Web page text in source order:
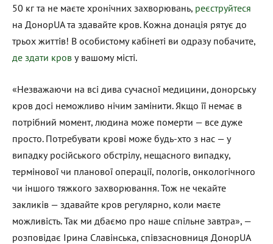
50 кг та не маєте хронічних захворювань, реєструйтеся
на ДонорUA та здавайте кров. Кожна донація рятує до
трьох життів! В особистому кабінеті ви одразу побачите,
де здати кров у вашому місті.
«Незважаючи на всі дива сучасної медицини, донорську
кров досі неможливо нічим замінити. Якщо її немає в
потрібний момент, людина може померти — все дуже
просто. Потребувати крові може будь-хто з нас — у
випадку російського обстрілу, нещасного випадку,
термінової чи планової операції, пологів, онкологічного
чи іншого тяжкого захворювання. Тож не чекайте
закликів — здавайте кров регулярно, коли маєте
можливість. Так ми дбаємо про наше спільне завтра», —
розповідає Ірина Славінська, співзасновниця ДонорUA